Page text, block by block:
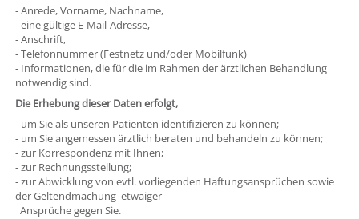
- Anrede, Vorname, Nachname,
- eine gültige E-Mail-Adresse,
- Anschrift,
- Telefonnummer (Festnetz und/oder Mobilfunk)
- Informationen, die für die im Rahmen der ärztlichen Behandlung
notwendig sind.
Die Erhebung dieser Daten erfolgt,
- um Sie als unseren Patienten identifizieren zu können;
- um Sie angemessen ärztlich beraten und behandeln zu können;
- zur Korrespondenz mit Ihnen;
- zur Rechnungsstellung;
- zur Abwicklung von evtl. vorliegenden Haftungsansprüchen sowie
der Geltendmachung etwaiger
Ansprüche gegen Sie.